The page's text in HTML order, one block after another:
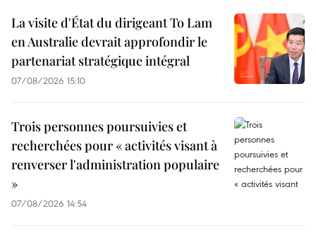
La visite d'État du dirigeant To Lam
en Australie devrait approfondir le
partenariat stratégique intégral
07/08/2026 15:10
Trois personnes poursuivies et
recherchées pour « activités visant à
renverser l'administration populaire
»
07/08/2026 14:54